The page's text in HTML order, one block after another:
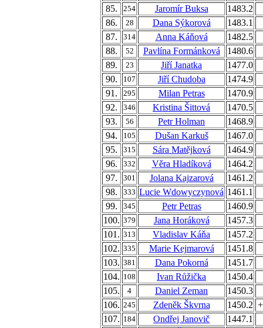
85.
254 Jaromír Buksa
1483.2
86.
28 Dana Sýkorová
1483.1
87.
314 Anna Káňová
1482.5
88.
52 Pavlína Formánková
1480.6
89.
23 Jiří Janatka
1477.0
90.
107 Jiří Chudoba
1474.9
91.
295 Milan Petras
1470.9
92.
346 Kristina Šittová
1470.5
93.
56 Petr Holman
1468.9
94.
105 Dušan Karkuš
1467.0
95.
315 Sára Matějková
1464.9
96.
332 Věra Hladíková
1464.2
97.
301 Jolana Kajzarová
1461.2
98.
333 Lucie Wdowyczynová 1461.1
99.
345 Petr Petras
1460.9
100. 379 Jana Horáková
1457.3
101. 313 Vladislav Káňa
1457.2
102. 335 Marie Kejmarová
1451.8
103. 381 Dana Pokorná
1451.7
104. 108 Ivan Růžička
1450.4
105.
4 Daniel Zeman
1450.3
106. 245 Zdeněk Škvrna 1450.2
107. 184 Ondřej Janovič
1447.1